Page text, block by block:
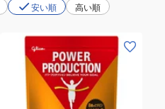
安い順 高い順